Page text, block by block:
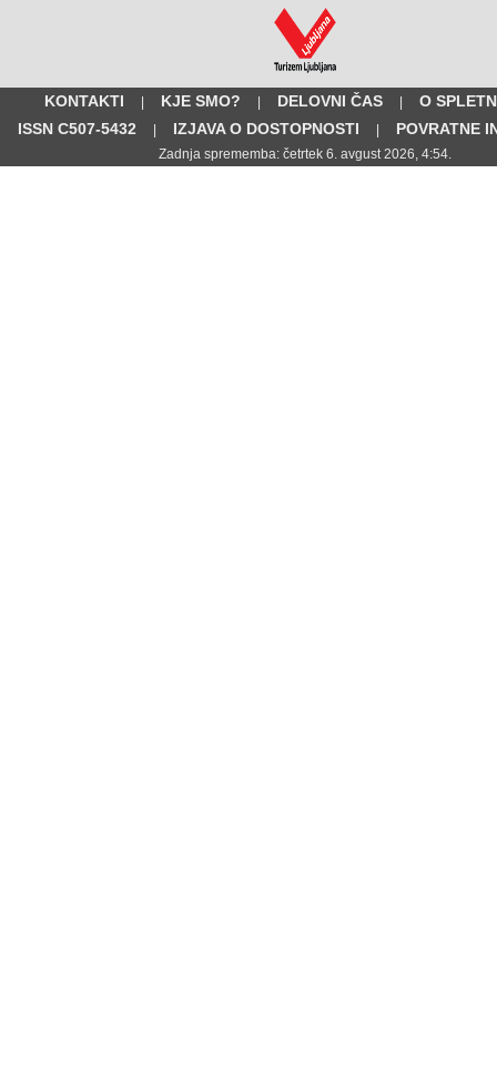
KONTAKTI KJE SMO? DELOVNI ČAS
O
ISSN C507-5432
IZJAVA O DOSTOPNOSTI POVRATNE
Zadnja sprememba: četrtek 6. avgust 2026, 4:54.